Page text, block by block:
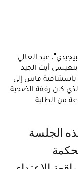
عبد العالي
أيت الجيد
باستئنافية فاس إلى
كان رفقة الضحية
من الطلبة